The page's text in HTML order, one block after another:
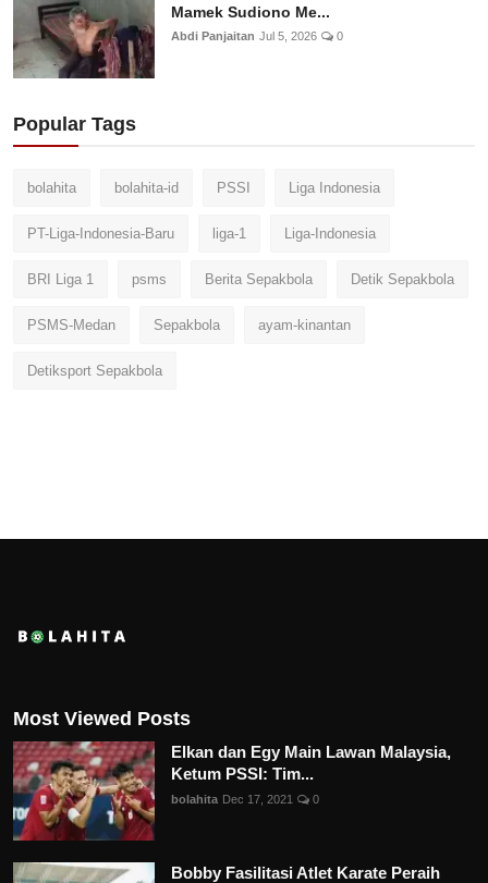
Mamek Sudiono Me...
Abdi Panjaitan Jul 5, 2026 0
Popular Tags
bolahita bolahita-id PSSI Liga Indonesia
PT-Liga-Indonesia-Baru liga-1 Liga-Indonesia
BRI Liga 1 psms Berita Sepakbola Detik Sepakbola
PSMS-Medan Sepakbola ayam-kinantan
Detiksport Sepakbola
Most Viewed Posts
Elkan dan Egy Main Lawan Malaysia,
Ketum PSSI: Tim...
bolahita Dec 17, 2021 0
Bobby Fasilitasi Atlet Karate Peraih